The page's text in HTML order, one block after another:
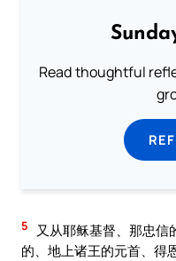
Read thoughtful
5
又从耶稣基督、那忠信
的、地上诸王的元首、得